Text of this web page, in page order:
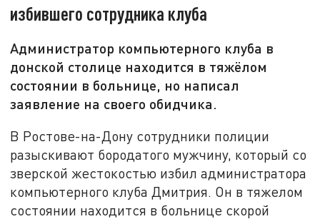
избившего сотрудника клуба
Администратор компьютерного клуба в
донской столице находится в тяжёлом
состоянии в больнице, но написал
заявление на своего обидчика.
В Ростове-на-Дону сотрудники полиции
разыскивают бородатого мужчину, который со
зверской жестокостью избил администратора
компьютерного клуба Дмитрия. Он в тяжелом
состоянии находится в больнице скорой